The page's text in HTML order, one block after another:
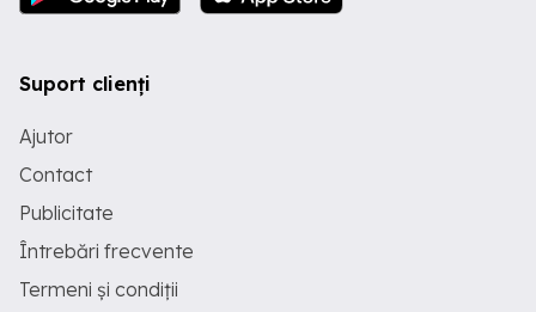
Suport clienți
Ajutor
Contact
Publicitate
Întrebări frecvente
Termeni și condiții